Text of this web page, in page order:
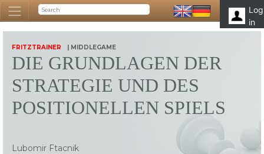
Log
in
FRITZTRAINER | MIDDLEGAME
DIE GRUNDLAGEN DER
STRATEGIE UND DES
POSITIONELLEN SPIELS
Lubomir Ftacnik